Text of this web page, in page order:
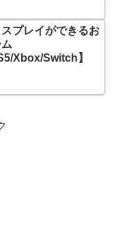
スプレイができるお
Xbox/Switch】